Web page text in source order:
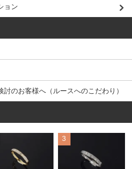
ョン
のお客様へ（ルースへのこだわり）
3